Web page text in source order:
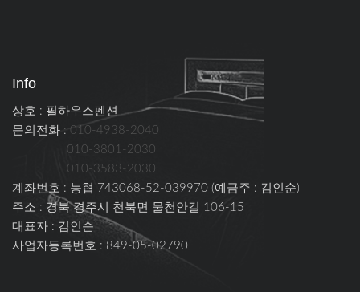
Info
상호 : 필하우스펜션
문의전화 : 010-4938-2040
010-3801-2030
010-3583-2030
계좌번호 : 농협 743068-52-039970 (예금주 : 김인순)
주소 : 경북 경주시 천북면 물천안길 106-15
대표자 : 김인순
사업자등록번호 : 849-05-02790